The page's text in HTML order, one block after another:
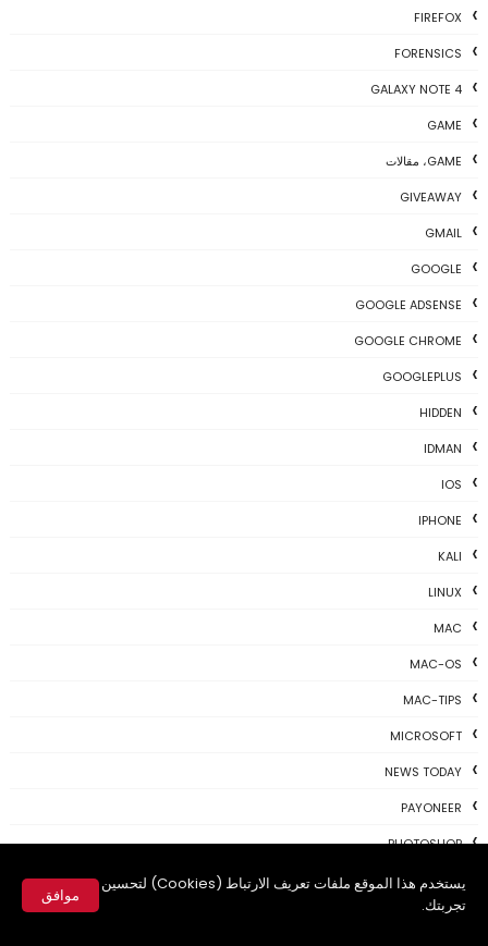
يستخدم هذا الموقع ملفات تعريف الارتباط (Cookies) لتحسين
تجربتك.
موافق
FIREFOX
FORENSICS
GALAXY NOTE 4
GAME
GAME، مقالات
GIVEAWAY
GMAIL
GOOGLE
GOOGLE ADSENSE
GOOGLE CHROME
GOOGLEPLUS
HIDDEN
IDMAN
IOS
IPHONE
KALI
LINUX
MAC
MAC-OS
MAC-TIPS
MICROSOFT
NEWS TODAY
PAYONEER
PHOTOSHOP
PROGRAMING
PROGRAMS